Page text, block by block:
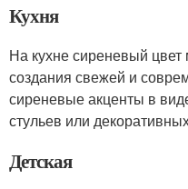
Кухня
На кухне сиреневый
создания свежей и
сиреневые акценты в
стульев или
Детская